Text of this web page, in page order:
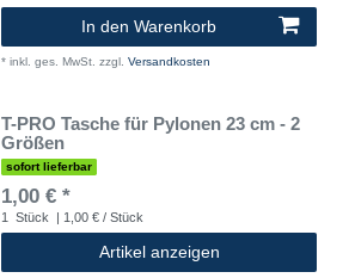
In den Warenkorb
* inkl. ges. MwSt. zzgl. Versandkosten
T-PRO Tasche für Pylonen 23 cm - 2
Größen
sofort lieferbar
1,00 € *
1 Stück | 1,00 € / Stück
Artikel anzeigen